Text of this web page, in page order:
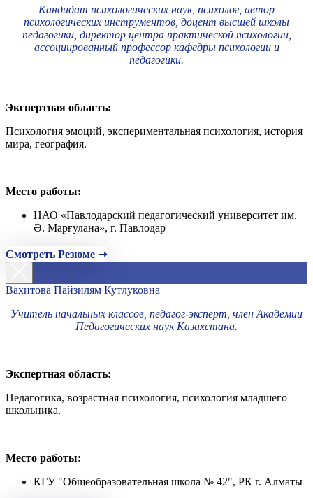
Кандидат психологических наук, психолог, автор
психологических инструментов, доцент высшей школы
педагогики, директор центра практической психологии,
ассоциированный профессор кафедры психологии и
педагогики.
Экспертная область:
Психология эмоций, экспериментальная психология, история
мира, география.
Место работы:
НАО «Павлодарский педагогический университет им.
Ә. Марғулана», г. Павлодар
Смотреть Резюме ➝
Вахитова Пайзилям Кутлуковна
Учитель начальных классов, педагог-эксперт, член Академии
Педагогических наук Казахстана.
Экспертная область:
Педагогика, возрастная психология, психология младшего
школьника.
Место работы:
КГУ "Общеобразовательная школа № 42", РК г. Алматы